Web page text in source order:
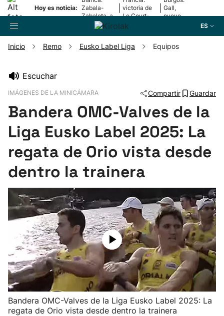
Hoy es noticia: Zabala-
Zabaleta, a
la final
victoria de
Le Court-
Pienaar
Gall,
nuevo
ES
Pelota
Remo
Ciclismo
Herri-kirolak
Balonmano
Kirolak 360
Inicio Remo Eusko Label Liga Equipos
Escuchar
IMÁGENES DE LA MINICÁMARA Compartir Guardar
Bandera OMC-Valves de la
Liga Eusko Label 2025: La
regata de Orio vista desde
dentro la trainera
Bandera OMC-Valves de la Liga Eusko Label 2025: La
regata de Orio vista desde dentro la trainera